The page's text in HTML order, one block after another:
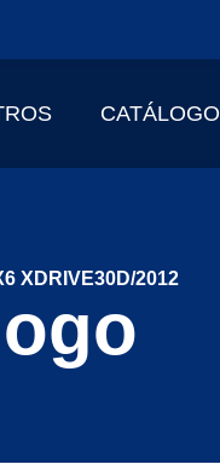
CATÁLOGO
XDRIVE30D/2012